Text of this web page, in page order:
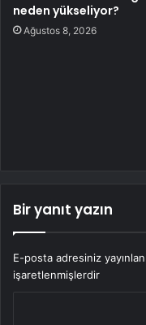
neden yükseliyor?
Ağustos 8, 2026
Bir yanıt yazın
E-posta adresiniz
işaretlenmişlerdir